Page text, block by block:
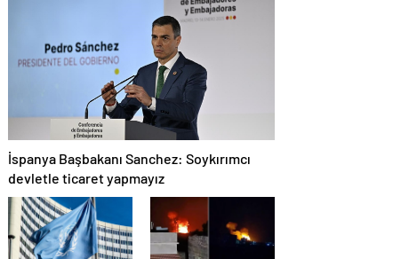
İspanya Başbakanı Sanchez: Soykırımcı
devletle ticaret yapmayız